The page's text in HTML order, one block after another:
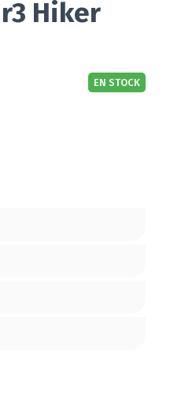
Hiker
EN STOCK